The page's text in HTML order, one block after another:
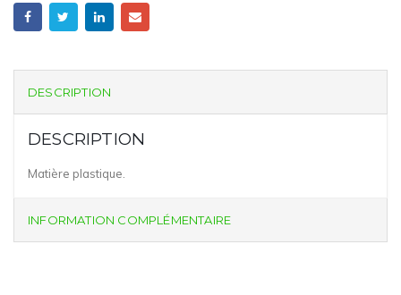
DESCRIPTION
DESCRIPTION
Matière plastique.
INFORMATION COMPLÉMENTAIRE